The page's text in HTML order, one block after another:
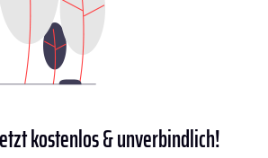
kostenlos & unverbindlich!